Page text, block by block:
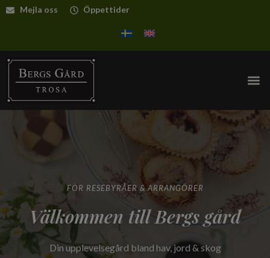
Mejla oss Öppettider
FÖR RESEBYRÅER & ARRANGÖRER
Välkommen till Bergs gård
Din upplevelsegård bland hav, jord & skog